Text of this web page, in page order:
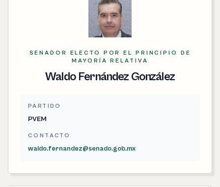
SENADOR ELECTO POR EL PRINCIPIO DE
MAYORÍA RELATIVA
Waldo Fernández González
PARTIDO
PVEM
CONTACTO
waldo.fernandez@senado.gob.mx